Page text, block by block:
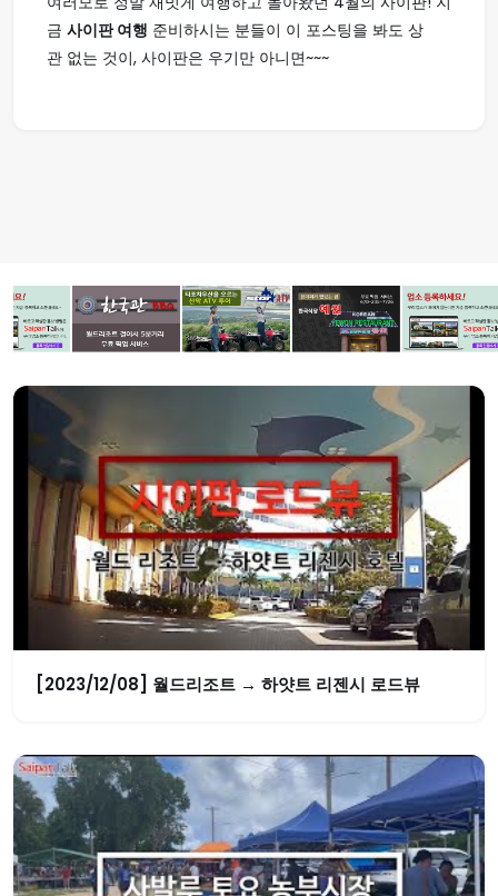
금 사이판 여행 준비하시는 분들이 이 포스팅을 봐도 상
관 없는 것이, 사이판은 우기만 아니면~~~
[2023/12/08] 월드리조트 → 하얏트 리젠시 로드뷰